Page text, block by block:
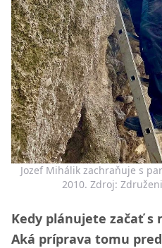
Jozef Mihálik zachraňuje s
2010. Zdroj:
Kedy plánujete začať s
Aká príprava tomu